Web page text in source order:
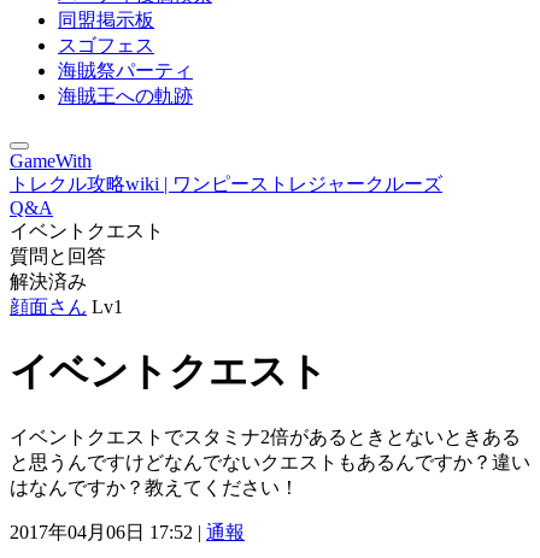
同盟掲示板
スゴフェス
海賊祭パーティ
海賊王への軌跡
GameWith
トレクル攻略wiki | ワンピーストレジャークルーズ
Q&A
イベントクエスト
質問と回答
解決済み
顔面さん Lv1
イベントクエスト
イベントクエストでスタミナ2倍があるときとないときある
と思うんですけどなんでないクエストもあるんですか？違い
はなんですか？教えてください！
2017年04月06日 17:52 | 通報